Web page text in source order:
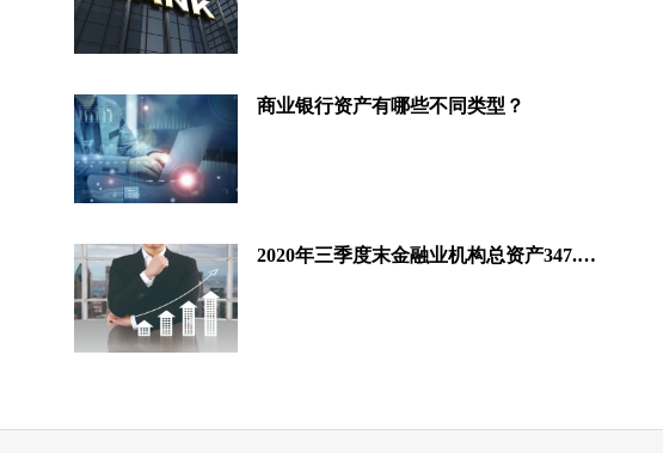
商业银行资产有哪些不同类型？
2020年三季度末金融业机构总资产347.32万亿元